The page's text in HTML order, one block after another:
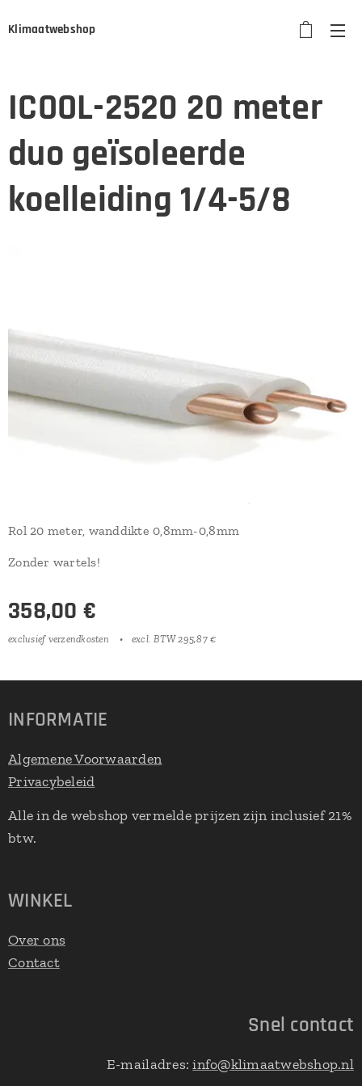
Klimaatwebshop
ICOOL-2520 20 meter
duo geïsoleerde
koelleiding 1/4-5/8
Rol 20 meter, wanddikte 0,8mm-0,8mm
Zonder wartels!
358,00 €
exclusief verzendkosten excl. BTW 295,87 €
INFORMATIE
Algemene Voorwaarden
Privacybeleid
Alle in de webshop vermelde prijzen zijn inclusief 21%
btw.
WINKEL
Over ons
Contact
Snel contact
E-mailadres:info@klimaatwebshop.nl